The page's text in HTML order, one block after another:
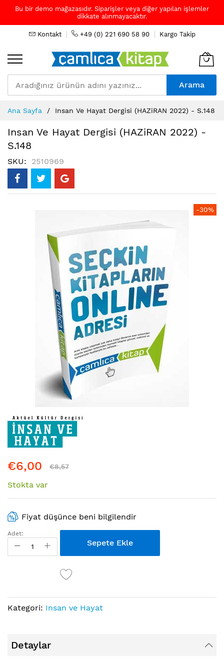
Bu bir demo mağazasıdır. Siparişler veya diğer yapılan işlemler
dikkate alınmayacaktır.
Kontakt +49 (0) 221 690 58 90 Kargo Takip
Arama
to
Content
Ana Sayfa Insan Ve Hayat Dergisi (HAZiRAN 2022) - S.148
Insan Ve Hayat Dergisi (HAZiRAN 2022) -
S.148
SKU 2510969
Resim
galerisinin
başına
atla
-30%
€6,00 €8,57
Stokta var
Fiyat düşünce beni bilgilendir
Adet:
Sepete Ekle
Kategori: Insan ve Hayat
Detaylar